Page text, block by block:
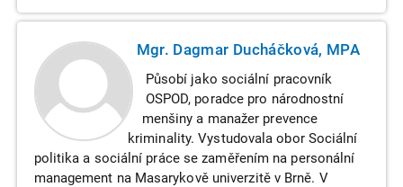
Mgr. Dagmar Ducháčková, MPA
Působí jako sociální pracovník
OSPOD, poradce pro národnostní
menšiny a manažer prevence
kriminality. Vystudovala obor Sociální
politika a sociální práce se zaměřením na personální
management na Masarykově univerzitě v Brně. V